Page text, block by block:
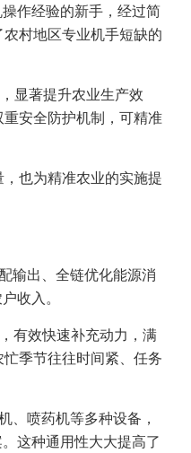
作经验的新手，经过简
村地区专业机手短缺的
显著提升农业生产效
安全防护机制，可精准
也为精准农业的实施提
输出、全链优化能源消
收入。
有效快速补充动力，满
季节往往时间紧、任务
、喷药机等多种设备，
这种通用性大大提高了